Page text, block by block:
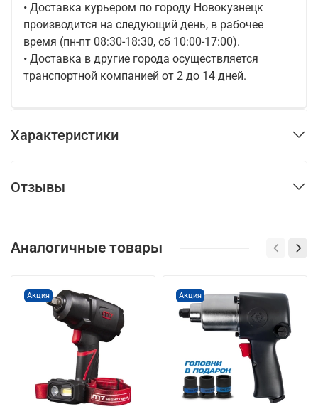
• Доставка курьером по городу Новокузнецк
производится на следующий день, в рабочее
время (пн-пт 08:30-18:30, сб 10:00-17:00).
• Доставка в другие города осуществляется
транспортной компанией от 2 до 14 дней.
Характеристики
Отзывы
Аналогичные товары
Акция Акция